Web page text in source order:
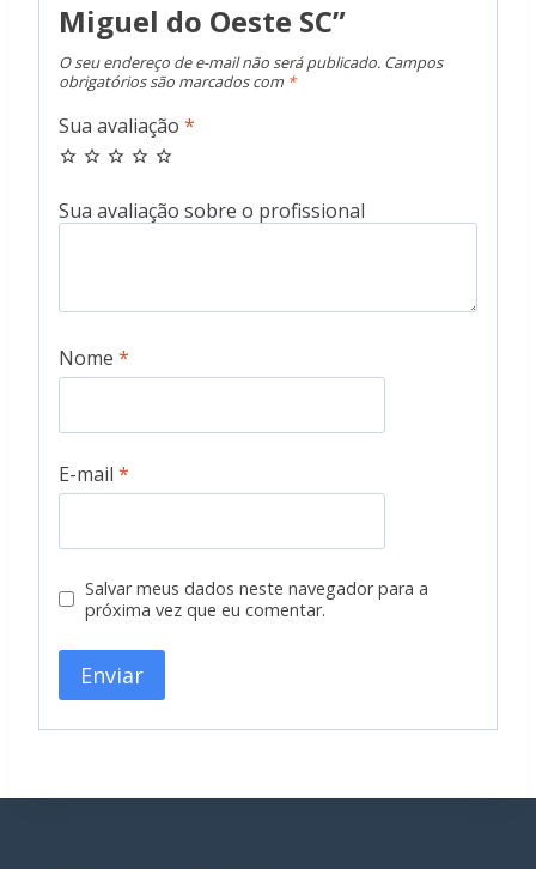
Miguel do Oeste SC”
O seu endereço de e-mail não será publicado. Campos
obrigatórios são marcados com *
Sua avaliação *
Nome *
E-mail *
Salvar meus dados neste navegador para a
próxima vez que eu comentar.